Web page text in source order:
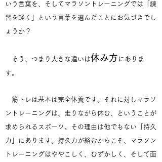
いう言葉を、そしてマラソントレーニングでは「練
習を軽く」という言葉を選んだことにお気づきでし
ょうか？
そう、つまり大きな違いは休み方 にありま
す。
筋トレは基本は完全休養です。それに対しマラソ
ントレーニングは、走りながら休む、ということが
求められるスポーツ。その理由は他でもない「持久
力」にあります。持久力が絡むからこそ、マラソン
トレーニングはややこしく、むずかしく、そして面